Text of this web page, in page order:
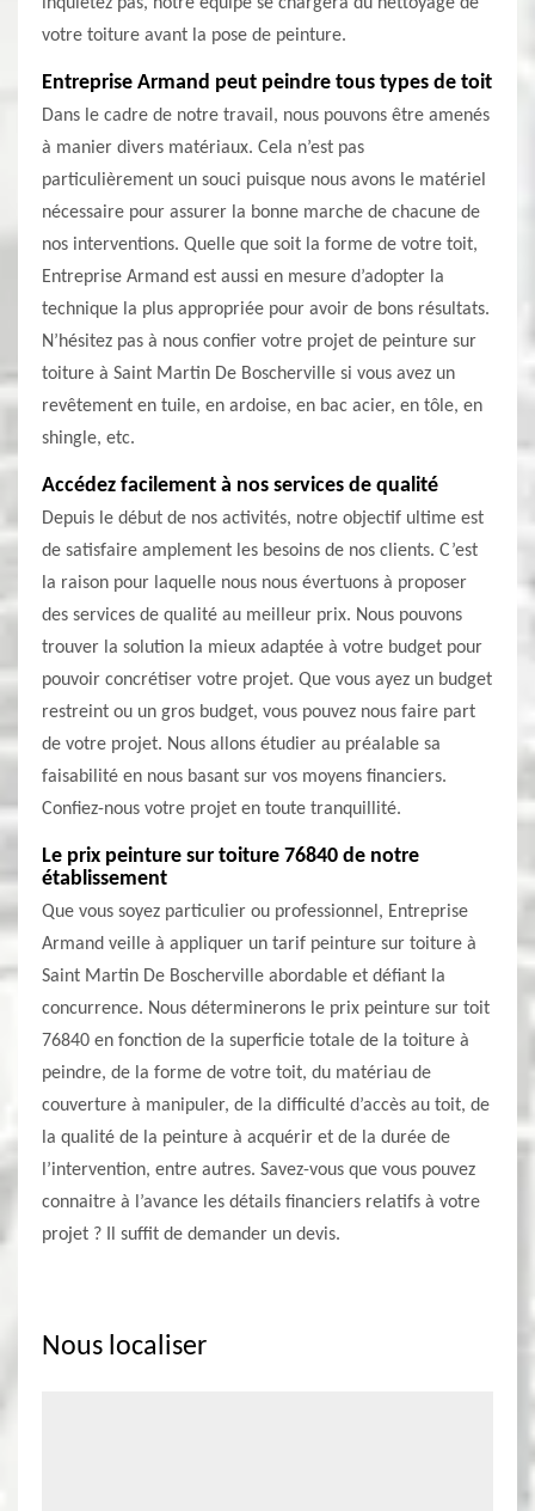
votre toiture avant la pose de peinture.
Entreprise Armand peut peindre tous types de toit
Dans le cadre de notre travail, nous pouvons être amenés
à manier divers matériaux. Cela n’est pas
particulièrement un souci puisque nous avons le matériel
nécessaire pour assurer la bonne marche de chacune de
nos interventions. Quelle que soit la forme de votre toit,
Entreprise Armand est aussi en mesure d’adopter la
technique la plus appropriée pour avoir de bons résultats.
N’hésitez pas à nous confier votre projet de peinture sur
toiture à Saint Martin De Boscherville si vous avez un
revêtement en tuile, en ardoise, en bac acier, en tôle, en
shingle, etc.
Accédez facilement à nos services de qualité
Depuis le début de nos activités, notre objectif ultime est
de satisfaire amplement les besoins de nos clients. C’est
la raison pour laquelle nous nous évertuons à proposer
des services de qualité au meilleur prix. Nous pouvons
trouver la solution la mieux adaptée à votre budget pour
pouvoir concrétiser votre projet. Que vous ayez un budget
restreint ou un gros budget, vous pouvez nous faire part
de votre projet. Nous allons étudier au préalable sa
faisabilité en nous basant sur vos moyens financiers.
Confiez-nous votre projet en toute tranquillité.
Le prix peinture sur toiture 76840 de notre
établissement
Que vous soyez particulier ou professionnel, Entreprise
Armand veille à appliquer un tarif peinture sur toiture à
Saint Martin De Boscherville abordable et défiant la
concurrence. Nous déterminerons le prix peinture sur toit
76840 en fonction de la superficie totale de la toiture à
peindre, de la forme de votre toit, du matériau de
couverture à manipuler, de la difficulté d’accès au toit, de
la qualité de la peinture à acquérir et de la durée de
l’intervention, entre autres. Savez-vous que vous pouvez
connaitre à l’avance les détails financiers relatifs à votre
projet ? Il suffit de demander un devis.
Nous localiser